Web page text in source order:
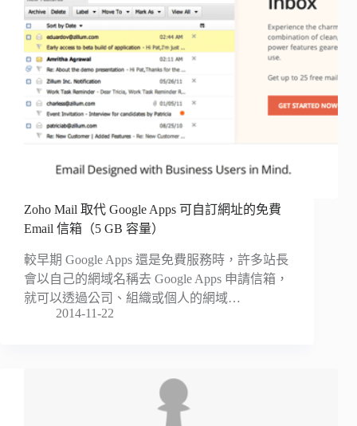
Zoho Mail 取代 Google Apps 可自訂網址的免費
Email 信箱（5 GB 容量）
較早期 Google Apps 還是免費服務時，許多站長
會以自己的網域名稱去 Google Apps 申請信箱，
就可以透過公司、組織或個人的網域…
2014-11-22